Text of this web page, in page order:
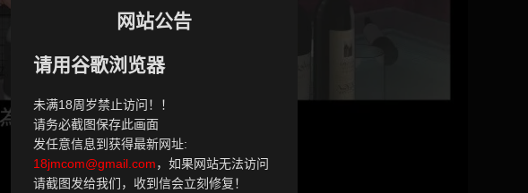
网站公告
请用谷歌浏览器
未满18周岁禁止访问！！
请务必截图保存此画面
发任意信息到获得最新网址:
18jmcom@gmail.com，如果网站无法访问
请截图发给我们，收到信会立刻修复！